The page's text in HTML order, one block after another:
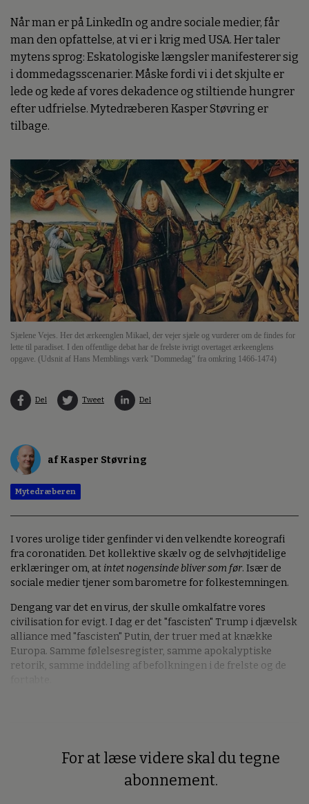
Når man er på LinkedIn og andre sociale medier, får
man den opfattelse, at vi er i krig med USA. Her taler
mytens sprog: Eskatologiske længsler manifesterer sig
i dommedagsscenarier. Måske fordi vi i det skjulte er
lede og kede af vores dekadence og stiltiende hungrer
efter udfrielse. Mytedræberen Kasper Støvring er
tilbage.
Sjælene Vejes. Her det ærkeenglen Mikael, der vejer sjæle og vurderer om de findes for
lette til paradiset. I den offentlige debat har de frelste ivrigt overtaget ærkeenglens
opgave. (Udsnit af Hans Memblings værk "Dommedag" fra omkring 1466-1474)
Del Tweet Del
af Kasper Støvring
Mytedræberen
I vores urolige tider genfinder vi den velkendte koreografi
fra coronatiden. Det kollektive skælv og de selvhøjtidelige
erklæringer om, at intet nogensinde bliver som før. Især de
sociale medier tjener som barometre for folkestemningen.
Dengang var det en virus, der skulle omkalfatre vores
civilisation for evigt. I dag er det "fascisten" Trump i djævelsk
alliance med "fascisten" Putin, der truer med at knække
Europa. Samme følelsesregister, samme apokalyptiske
retorik, samme inddeling af befolkningen i de frelste og de
For at læse videre skal du tegne
abonnement.